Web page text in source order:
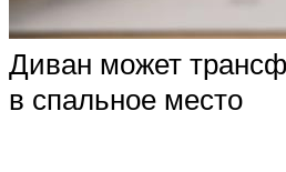
Диван может
в спальное место